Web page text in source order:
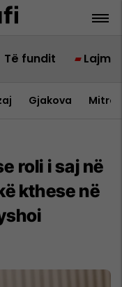
Të fundit Lajme
Gjakova
roli i saj në
kthese në